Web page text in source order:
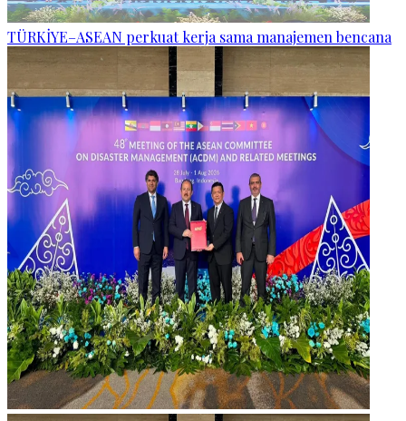
TÜRKİYE–ASEAN perkuat kerja sama manajemen bencana